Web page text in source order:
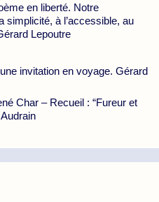
en liberté. Notre
simplicité, à l’accessible, au
Lepoutre
invitation en voyage. Gérard
Char – Recueil : “Fureur et